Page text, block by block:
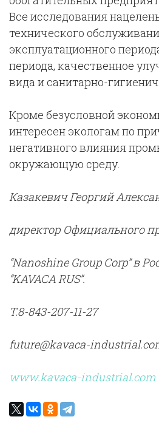
Все исследования
технического
эксплуатационного
периода, качественное
вида и санитарно-
Кроме безусловной
интересен экологам по
негативного влияния
окружающую среду.
Казакевич Георгий
директор Официального
“Nanoshine Group Corp” в
“KAVACA RUS”.
T.8-843-207-11-27
future@kavaca-
www.kavaca-industrial.com